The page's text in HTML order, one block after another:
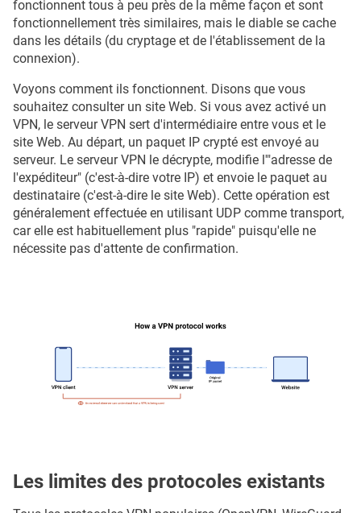
fonctionnent tous à peu près de la même façon et sont
fonctionnellement très similaires, mais le diable se cache
dans les détails (du cryptage et de l'établissement de la
connexion).
Voyons comment ils fonctionnent. Disons que vous
souhaitez consulter un site Web. Si vous avez activé un
VPN, le serveur VPN sert d'intermédiaire entre vous et le
site Web. Au départ, un paquet IP crypté est envoyé au
serveur. Le serveur VPN le décrypte, modifie l'"adresse de
l'expéditeur" (c'est-à-dire votre IP) et envoie le paquet au
destinataire (c'est-à-dire le site Web). Cette opération est
généralement effectuée en utilisant UDP comme transport,
car elle est habituellement plus "rapide" puisqu'elle ne
nécessite pas d'attente de confirmation.
Les limites des protocoles existants